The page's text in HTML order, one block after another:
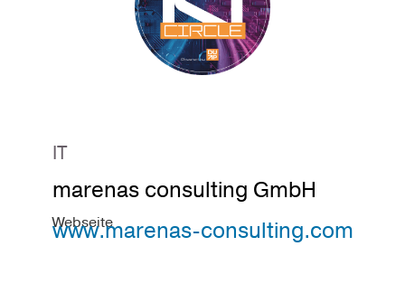
IT
marenas consulting GmbH
Webseite
www.marenas-consulting.com